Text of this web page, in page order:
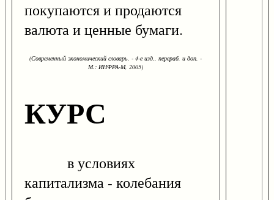
покупаются и продаются
валюта и ценные бумаги.
(Современный экономический словарь. - 4-е изд., перераб. и доп. -
М.: ИНФРА-М, 2005)
КУРС
в условиях
капитализма - колебания